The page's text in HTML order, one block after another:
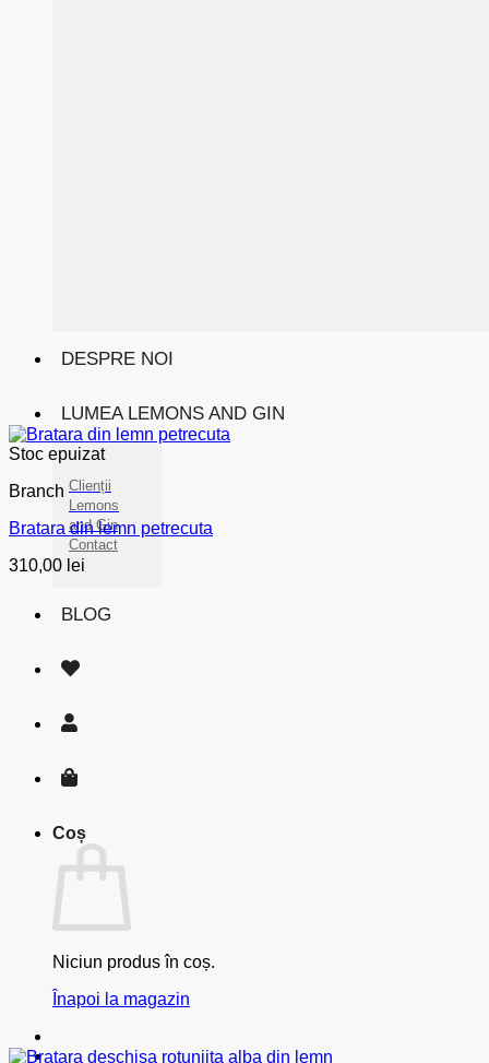
DESPRE NOI
LUMEA LEMONS AND GIN
Clienții
Lemons
and Gin
Contact
BLOG
Coș
Niciun produs în coș.
Înapoi la magazin
Stoc epuizat
Branch
Bratara din lemn petrecuta
310,00 lei